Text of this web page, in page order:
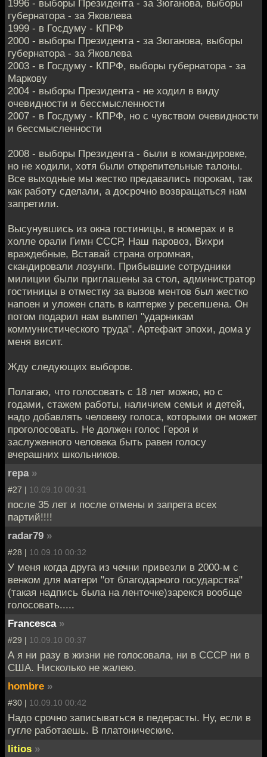
1996 - выборы Президента - за Зюганова, выборы
губернатора - за Яковлева
1999 - в Госдуму - КПРФ
2000 - выборы Президента - за Зюганова, выборы
губернатора - за Яковлева
2003 - в Госдуму - КПРФ, выборы губернатора - за
Маркову
2004 - выборы Президента - не ходил в виду
очевидности и бессмысленности
2007 - в Госдуму - КПРФ, но с чувством очевидности
и бессмысленности
2008 - выборы Президента - были в командировке,
но не ходили, хотя были открепительные талоны.
Все выходные мы жестко предавались порокам, так
как работу сделали, а досрочно возвращаться нам
запретили.
Высунувшись из окна гостиницы, в номерах и в
холле орали Гимн СССР, Наш паровоз, Вихри
враждебные, Вставай страна огромная,
скандировали лозунги. Прибывшие сотрудники
милиции были приглашены за стол, администратор
гостиницы в отместку за вызов ментов был жестко
напоен и уложен спать в каптерке у ресепшена. Он
потом подарил нам вымпел "ударникам
коммунистического труда". Артефакт эпохи, дома у
меня висит.
Жду следующих выборов.
Полагаю, что голосовать с 18 лет можно, но с
годами, стажем работы, наличием семьи и детей,
надо добавлять человеку голоса, которыми он может
проголосовать. Не должен голос Героя и
заслуженного человека быть равен голосу
вчерашних школьников.
repa »
#27 | 10.09.10 00:31
после 35 лет и после отмены и запрета всех
партий!!!!
radar79 »
#28 | 10.09.10 00:32
У меня когда друга из чечни привезли в 2000-м с
венком для матери "от благодарного государства"
(такая надпись была на ленточке)зарекся вообще
голосовать.....
Francesca »
#29 | 10.09.10 00:37
А я ни разу в жизни не голосовала, ни в СССР ни в
США. Нисколько не жалею.
hombre »
#30 | 10.09.10 00:42
Надо срочно записываться в педерасты. Ну, если в
гугле работаешь. В платонические.
litios »